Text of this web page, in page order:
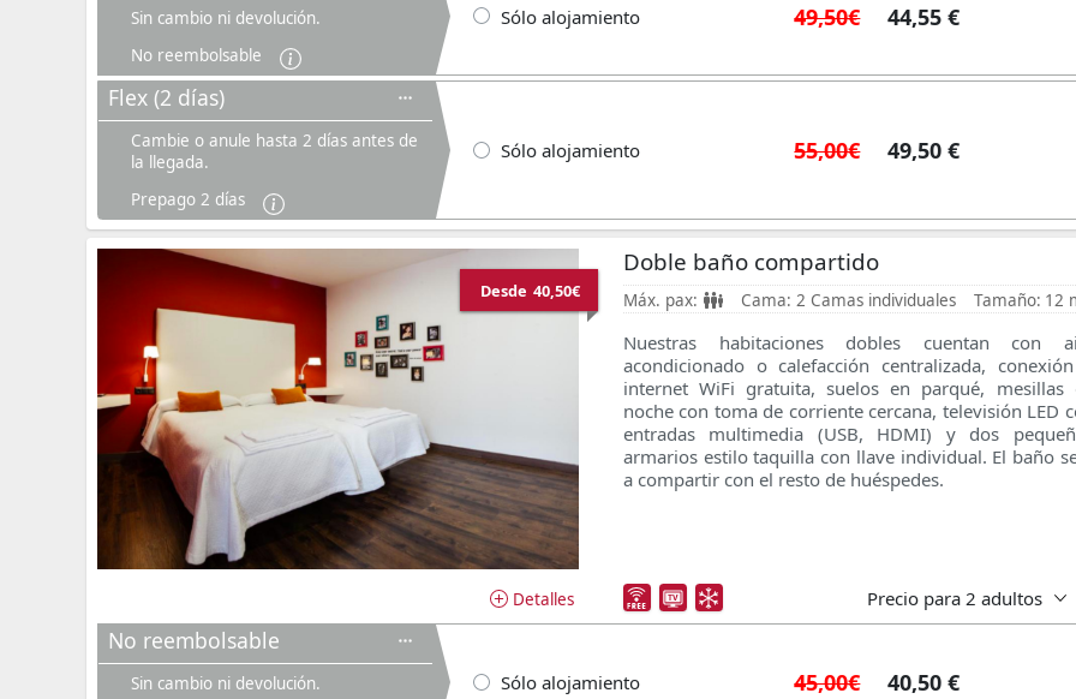
Sin cambio ni devolución.
No reembolsable
Sólo alojamiento 49,50€ 44,55 €
Flex (2 días)
Cambie o anule hasta 2 días antes de
la llegada.
Prepago 2 días
Sólo alojamiento 55,00€ 49,50 €
Desde 40,50€
Detalles
Doble baño compartido
Máx. pax: Cama: 2 Camas individuales Tamaño: 12
Nuestras habitaciones dobles cuentan con
acondicionado o calefacción centralizada,
internet WiFi gratuita, suelos en parqué, mesillas
noche con toma de corriente cercana, televisión LED
entradas multimedia (USB, HDMI) y dos
armarios estilo taquilla con llave individual. El baño
a compartir con el resto de huéspedes.
Precio para2 adultos
No reembolsable
Sin cambio ni devolución.
Sólo alojamiento 45,00€ 40,50 €